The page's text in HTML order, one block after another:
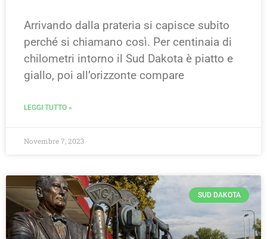
Arrivando dalla prateria si capisce subito
perché si chiamano così. Per centinaia di
chilometri intorno il Sud Dakota è piatto e
giallo, poi all’orizzonte compare
LEGGI TUTTO »
Novembre 7, 2023
SUD DAKOTA